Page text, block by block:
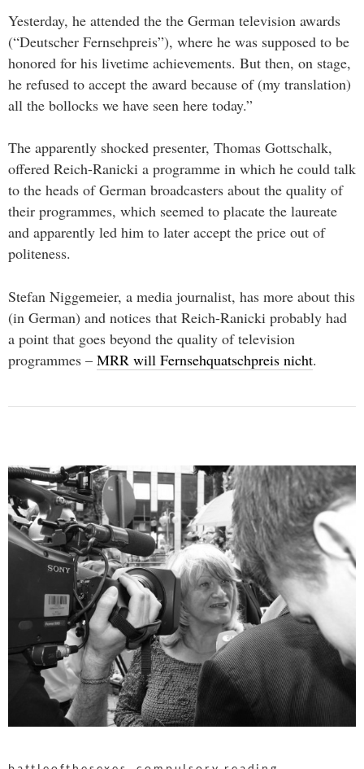
Yesterday, he attended the the German television awards
(“Deutscher Fernsehpreis”), where he was supposed to be
honored for his livetime achievements. But then, on stage,
he refused to accept the award because of (my translation)
all the bollocks we have seen here today.”
The apparently shocked presenter, Thomas Gottschalk,
offered Reich-Ranicki a programme in which he could talk
to the heads of German broadcasters about the quality of
their programmes, which seemed to placate the laureate
and apparently led him to later accept the price out of
politeness.
Stefan Niggemeier, a media journalist, has more about this
(in German) and notices that Reich-Ranicki probably had
a point that goes beyond the quality of television
programmes – MRR will Fernsehquatschpreis nicht.